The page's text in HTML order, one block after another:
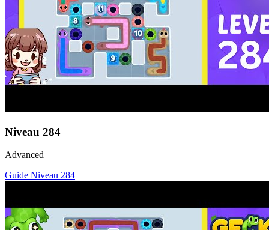
Niveau 284
Advanced
Guide Niveau 284